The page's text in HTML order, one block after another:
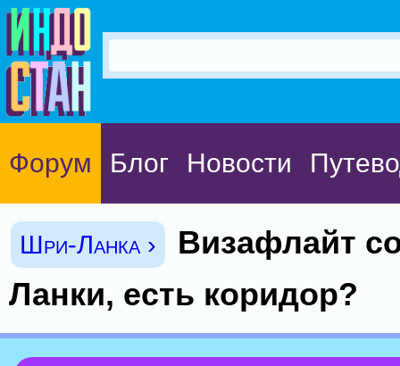
Форум Блог Новости
Шри-Ланка ›
Визафлайт
Ланки, есть коридор?